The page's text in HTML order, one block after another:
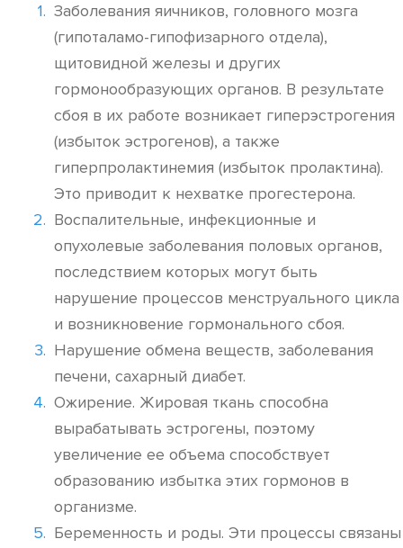
Заболевания яичников, головного мозга
(гипоталамо-гипофизарного отдела),
щитовидной железы и других
гормонообразующих органов. В результате
сбоя в их работе возникает гиперэстрогения
(избыток эстрогенов), а также
гиперпролактинемия (избыток пролактина).
Это приводит к нехватке прогестерона.
Воспалительные, инфекционные и
опухолевые заболевания половых органов,
последствием которых могут быть
нарушение процессов менструального цикла
и возникновение гормонального сбоя.
Нарушение обмена веществ, заболевания
печени, сахарный диабет.
Ожирение. Жировая ткань способна
вырабатывать эстрогены, поэтому
увеличение ее объема способствует
образованию избытка этих гормонов в
организме.
Беременность и роды. Эти процессы связаны